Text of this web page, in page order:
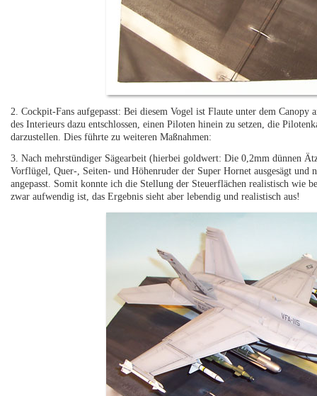
2. Cockpit-Fans aufgepasst: Bei diesem Vogel ist Flaute unter dem Canopy
des Interieurs dazu entschlossen, einen Piloten hinein zu setzen, die
darzustellen. Dies führte zu weiteren Maßnahmen:
3. Nach mehrstündiger Sägearbeit (hierbei goldwert: Die 0,2mm dünnen
Vorflügel, Quer-, Seiten- und Höhenruder der Super Hornet ausgesägt
angepasst. Somit konnte ich die Stellung der Steuerflächen realistisch wie
zwar aufwendig ist, das Ergebnis sieht aber lebendig und realistisch aus!